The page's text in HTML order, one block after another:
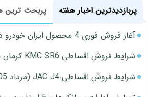
پربازدیدترین اخبار هفته
پربحث ترین
آغاز فروش فوری 4 محصول ایران خودرو در نمایندگی‌ها
شرایط فروش اقساطی KMC SR6 کرمان موتور اعلام شد
شرایط فروش اقساطی JAC J4 (مرداد 1405)